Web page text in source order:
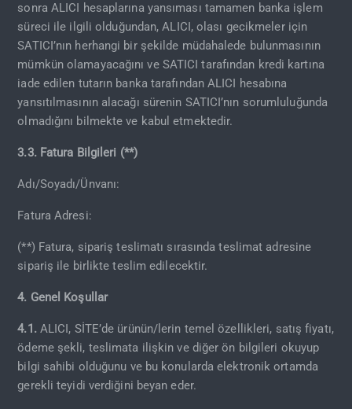
sonra ALICI hesaplarına yansıması tamamen banka işlem
süreci ile ilgili olduğundan, ALICI, olası gecikmeler için
SATICI’nın herhangi bir şekilde müdahalede bulunmasının
mümkün olamayacağını ve SATICI tarafından kredi kartına
iade edilen tutarın banka tarafından ALICI hesabına
yansıtılmasının alacağı sürenin SATICI’nın sorumluluğunda
olmadığını bilmekte ve kabul etmektedir.
3.3. Fatura Bilgileri (**)
Adı/Soyadı/Ünvanı:
Fatura Adresi:
(**) Fatura, sipariş teslimatı sırasında teslimat adresine
sipariş ile birlikte teslim edilecektir.
4. Genel Koşullar
4.1.ALICI, SİTE’de ürünün/lerin temel özellikleri, satış fiyatı,
ödeme şekli, teslimata ilişkin ve diğer ön bilgileri okuyup
bilgi sahibi olduğunu ve bu konularda elektronik ortamda
gerekli teyidi verdiğini beyan eder.